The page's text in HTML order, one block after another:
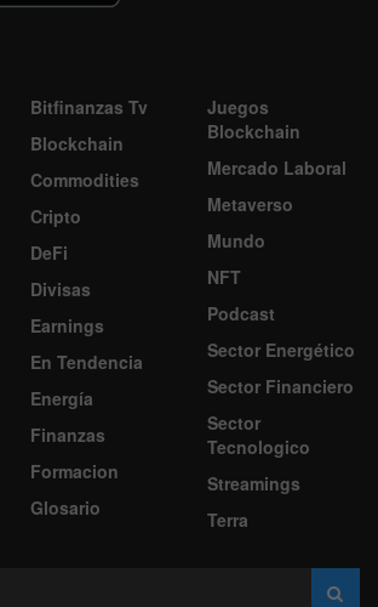
Bitfinanzas Tv
Blockchain
Commodities
Cripto
DeFi
Divisas
Earnings
En Tendencia
Energía
Finanzas
Formacion
Glosario
Juegos
Blockchain
Mercado Laboral
Metaverso
Mundo
NFT
Podcast
Sector Energético
Sector Financiero
Sector
Tecnologico
Streamings
Terra